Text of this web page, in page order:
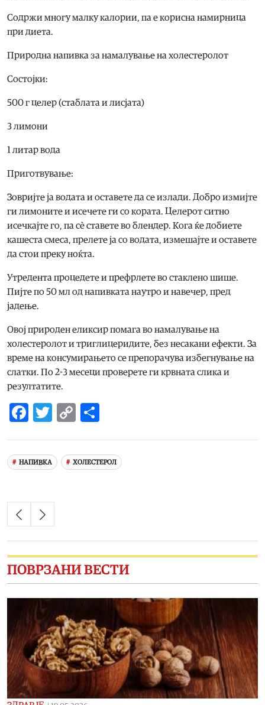
Содржи многу малку калории, па е корисна намирница
при диета.
Природна напивка за намалување на холестеролот
Состојки:
500 г целер (стаблата и лисјата)
3 лимони
1 литар вода
Приготвување:
Зовријте ја водата и оставете да се излади. Добро измијте
ги лимоните и исечете ги со кората. Целерот ситно
исечкајте го, па сè ставете во блендер. Кога ќе добиете
кашеста смеса, прелете ја со водата, измешајте и оставете
да стои преку ноќта.
Утредента процедете и префрлете во стаклено шише.
Пијте по 50 мл од напивката наутро и навечер, пред
јадење.
Овој природен еликсир помага во намалување на
холестеролот и триглицеридите, без несакани ефекти. За
време на консумирањето се препорачува избегнување на
слатки. По 2-3 месеци проверете ги крвната слика и
резултатите.
Facebook
Twitter
Copy
НАПИВКА ХОЛЕСТЕРОЛ
ПОВРЗАНИ ВЕСТИ